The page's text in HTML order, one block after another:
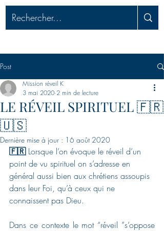
Post
LE RÉVEIL SPIRITUEL 🇫🇷
🇺🇸
Mission réveil K
3 mai 2020 2 min de lecture
Dernière mise à jour : 16 août 2020
🇫🇷 Lorsque l’on évoque le réveil d’un
point de vu spirituel on s’adresse en
général aussi bien aux chrétiens assoupis
dans leur Foi, qu’à ceux qui ne
connaissent pas Dieu.
Dans ce contexte le mot “réveil ”s’oppose